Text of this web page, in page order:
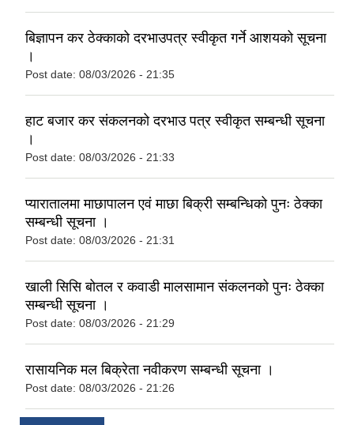
बिज्ञापन कर ठेक्काको दरभाउपत्र स्वीकृत गर्ने आशयको सूचना
।
Post date: 08/03/2026 - 21:35
हाट बजार कर संकलनको दरभाउ पत्र स्वीकृत सम्बन्धी सूचना
।
Post date: 08/03/2026 - 21:33
प्यारातालमा माछापालन एवं माछा बिक्री सम्बन्धिको पुनः ठेक्का
सम्बन्धी सूचना ।
Post date: 08/03/2026 - 21:31
खाली सिसि बोतल र कवाडी मालसामान संकलनको पुनः ठेक्का
सम्बन्धी सूचना ।
Post date: 08/03/2026 - 21:29
रासायनिक मल बिक्रेता नवीकरण सम्बन्धी सूचना ।
Post date: 08/03/2026 - 21:26